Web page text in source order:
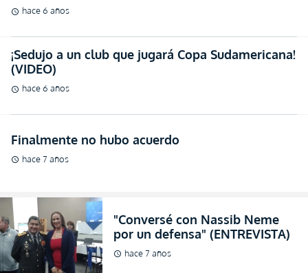
schedule hace 6 años
¡Sedujo a un club que jugará Copa Sudamericana!
(VIDEO)
schedule hace 6 años
Finalmente no hubo acuerdo
schedule hace 7 años
"Conversé con Nassib Neme
por un defensa" (ENTREVISTA)
schedule hace 7 años